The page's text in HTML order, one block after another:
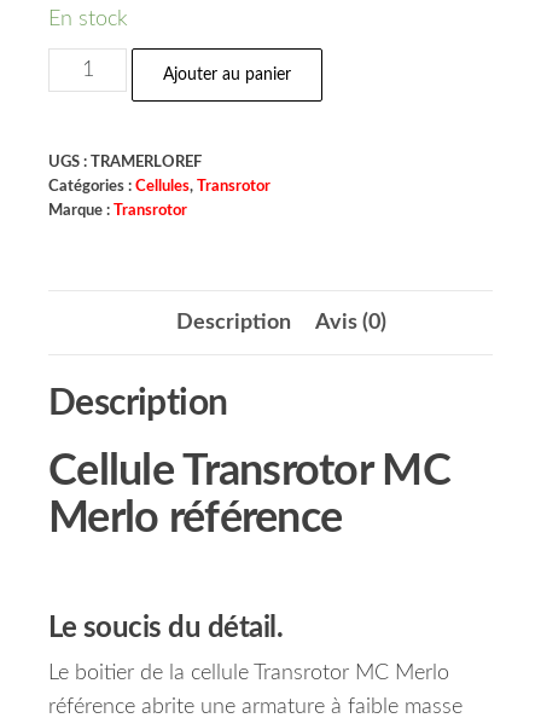
En stock
Ajouter au panier
UGS : TRAMERLOREF
Catégories : Cellules, Transrotor
Marque : Transrotor
Description Avis (0)
Description
Cellule Transrotor MC
Merlo référence
Le soucis du détail.
Le boitier de la cellule Transrotor MC Merlo
référence abrite une armature à faible masse